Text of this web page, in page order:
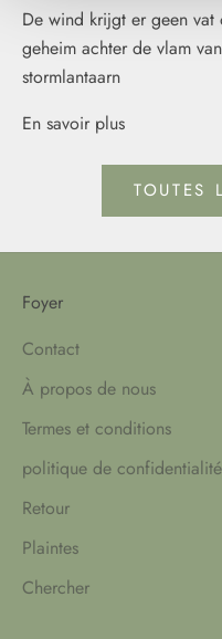
De wind krijgt er geen vat
geheim achter de vlam
stormlantaarn
En savoir plus
TOUTES
Foyer
Contact
À propos de nous
Termes et conditions
politique de confidentialité
Retour
Plaintes
Chercher